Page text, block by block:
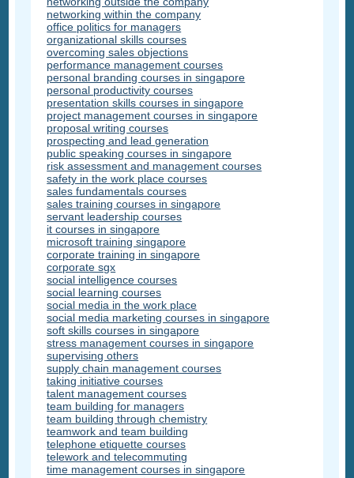
networking within the company
office politics for managers
organizational skills courses
overcoming sales objections
performance management courses
personal branding courses in singapore
personal productivity courses
presentation skills courses in singapore
project management courses in singapore
proposal writing courses
prospecting and lead generation
public speaking courses in singapore
risk assessment and management courses
safety in the work place courses
sales fundamentals courses
sales training courses in singapore
servant leadership courses
it courses in singapore
microsoft training singapore
corporate training in singapore
corporate sgx
social intelligence courses
social learning courses
social media in the work place
social media marketing courses in singapore
soft skills courses in singapore
stress management courses in singapore
supervising others
supply chain management courses
taking initiative courses
talent management courses
team building for managers
team building through chemistry
teamwork and team building
telephone etiquette courses
telework and telecommuting
time management courses in singapore